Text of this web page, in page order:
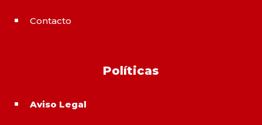
^ Contacto
Políticas
^ Aviso Legal